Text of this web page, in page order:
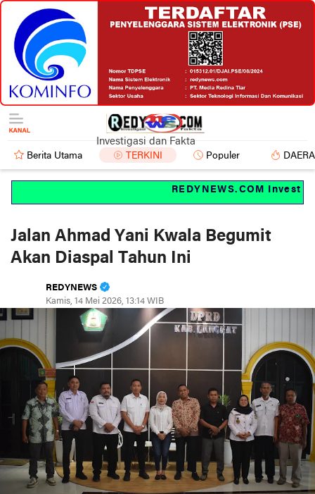
Investigasi dan Fakta
Berita Utama TERKINI Populer
REDYNEWS.COM
Jalan Ahmad Yani Kwala Begumit
Akan Diaspal Tahun Ini
REDYNEWS
Kamis, 14 Mei 2026, 13:14 WIB